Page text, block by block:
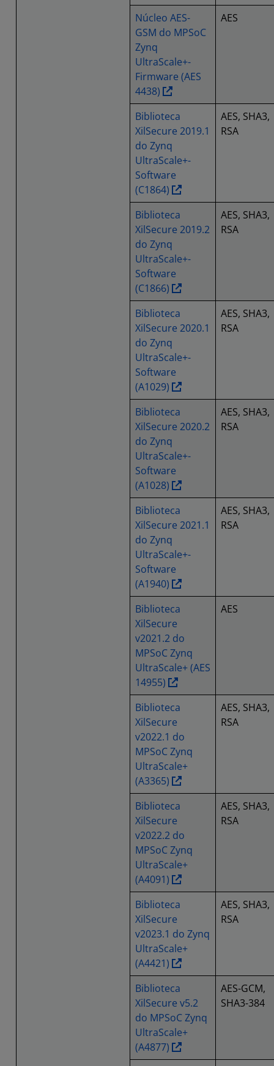
Núcleo AES-
GSM do MPSoC
Zynq
UltraScale+-
Firmware (AES
4438)
AES
Biblioteca
XilSecure 2019.1
do Zynq
UltraScale+-
Software
(C1864)
AES, SHA3,
RSA
Biblioteca
XilSecure 2019.2
do Zynq
UltraScale+-
Software
(C1866)
AES, SHA3,
RSA
Biblioteca
XilSecure 2020.1
do Zynq
UltraScale+-
Software
(A1029)
AES, SHA3,
RSA
Biblioteca
XilSecure 2020.2
do Zynq
UltraScale+-
Software
(A1028)
AES, SHA3,
RSA
Biblioteca
XilSecure 2021.1
do Zynq
UltraScale+-
Software
(A1940)
AES, SHA3,
RSA
Biblioteca
XilSecure
v2021.2 do
MPSoC Zynq
UltraScale+ (AES
14955)
AES
Biblioteca
XilSecure
v2022.1 do
MPSoC Zynq
UltraScale+
(A3365)
AES, SHA3,
RSA
Biblioteca
XilSecure
v2022.2 do
MPSoC Zynq
UltraScale+
(A4091)
AES, SHA3,
RSA
Biblioteca
XilSecure
v2023.1 do Zynq
UltraScale+
(A4421)
AES, SHA3,
RSA
Biblioteca
XilSecure v5.2
do MPSoC Zynq
UltraScale+
(A4877)
AES-GCM,
SHA3-384